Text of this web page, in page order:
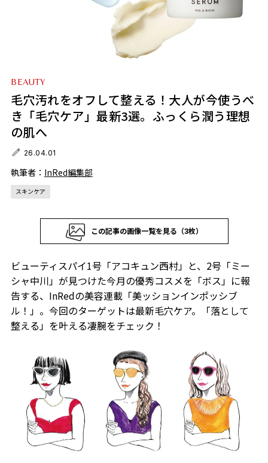
BEAUTY
毛穴汚れをオフして整える！大人が今使うべ
き「毛穴ケア」最新3選。ふっくら潤う理想
の肌へ
26.04.01
執筆者： InRed編集部
スキンケア
この記事の画像一覧を見る（3枚）
ビューティスパイ1号「アコキュン西村」と、2号「ミー
シャ中川」が見つけた今月の優秀コスメを「ボス」に報
告する、InRedの美容連載「美ッションインポッシブ
ル！」。今回のターゲットは最新毛穴ケア。「落として
整える」を叶える凄腕をチェック！